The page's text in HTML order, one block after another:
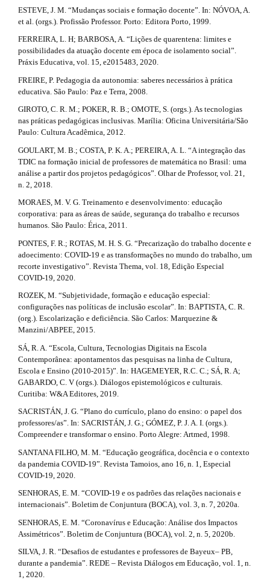
_
n
u
.
e
b
a
#
#
ESTEVE, J. M. “Mudanças sociais e formação docente”. In: NÓVOA, A.
et al. (orgs.). Profissão Professor. Porto: Editora Porto, 1999.
FERREIRA, L. H; BARBOSA, A. “Lições de quarentena: limites e
possibilidades da atuação docente em época de isolamento social”.
Práxis Educativa, vol. 15, e2015483, 2020.
FREIRE, P. Pedagogia da autonomia: saberes necessários à prática
educativa. São Paulo: Paz e Terra, 2008.
GIROTO, C. R. M.; POKER, R. B.; OMOTE, S. (orgs.). As tecnologias
nas práticas pedagógicas inclusivas. Marília: Oficina Universitária/São
Paulo: Cultura Acadêmica, 2012.
GOULART, M. B.; COSTA, P. K. A.; PEREIRA, A. L. “A integração das
TDIC na formação inicial de professores de matemática no Brasil: uma
análise a partir dos projetos pedagógicos”. Olhar de Professor, vol. 21,
n. 2, 2018.
MORAES, M. V. G. Treinamento e desenvolvimento: educação
corporativa: para as áreas de saúde, segurança do trabalho e recursos
humanos. São Paulo: Érica, 2011.
PONTES, F. R.; ROTAS, M. H. S. G. “Precarização do trabalho docente e
adoecimento: COVID-19 e as transformações no mundo do trabalho, um
recorte investigativo”. Revista Thema, vol. 18, Edição Especial
COVID-19, 2020.
ROZEK, M. “Subjetividade, formação e educação especial:
configurações nas políticas de inclusão escolar”. In: BAPTISTA, C. R.
(org.). Escolarização e deficiência. São Carlos: Marquezine &
Manzini/ABPEE, 2015.
SÁ, R. A. “Escola, Cultura, Tecnologias Digitais na Escola
Contemporânea: apontamentos das pesquisas na linha de Cultura,
Escola e Ensino (2010-2015)”. In: HAGEMEYER, R.C. C.; SÁ, R. A;
GABARDO, C. V (orgs.). Diálogos epistemológicos e culturais.
Curitiba: W&A Editores, 2019.
SACRISTÁN, J. G. “Plano do currículo, plano do ensino: o papel dos
professores/as”. In: SACRISTÁN, J. G.; GÓMEZ, P. J. A. I. (orgs.).
Compreender e transformar o ensino. Porto Alegre: Artmed, 1998.
SANTANA FILHO, M. M. “Educação geográfica, docência e o contexto
da pandemia COVID-19”. Revista Tamoios, ano 16, n. 1, Especial
COVID-19, 2020.
SENHORAS, E. M. “COVID-19 e os padrões das relações nacionais e
internacionais”. Boletim de Conjuntura (BOCA), vol. 3, n. 7, 2020a.
SENHORAS, E. M. “Coronavírus e Educação: Análise dos Impactos
Assimétricos”. Boletim de Conjuntura (BOCA), vol. 2, n. 5, 2020b.
SILVA, J. R. “Desafios de estudantes e professores de Bayeux– PB,
durante a pandemia”. REDE – Revista Diálogos em Educação, vol. 1, n.
1, 2020.